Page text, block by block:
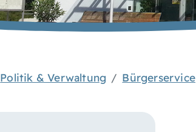
Politik & Verwaltung Bürgerservice